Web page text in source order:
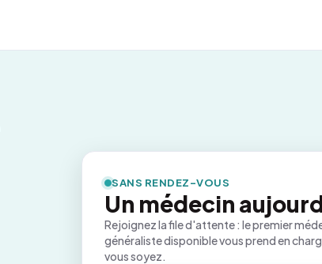
SANS RENDEZ-VOUS
Un médecin
Rejoignez la file d'attente : le premier
généraliste disponible vous prend en
vous soyez.